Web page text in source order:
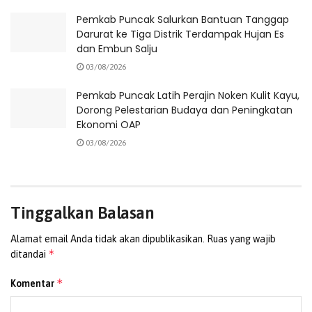
Sementara itu, Ketua STABN Sriwijaya Tangerang Banten,
Edi Ramawijaya Putra menjelaskan bahwa eco enzyme
merupakan cairan hasil fermentasi limbah organik seperti
kulit buah yang memiliki manfaat untuk membantu
menjaga kualitas lingkungan dan ekosistem.
Menurutnya, gerakan tersebut juga menjadi bentuk
implementasi ajaran agama dalam menjaga dan merawat
kesadaran masyarakat terhadap pelestarian lingkungan.
“Tujuan kegiatan ini adalah memanfaatkan apa yang
lingkungan dan tidak mencemari alam,” ujarnya.
Pemkab Puncak Salurkan Bantuan Tanggap
Darurat ke Tiga Distrik Terdampak Hujan Es
dan Embun Salju
03/08/2026
Pemkab Puncak Latih Perajin Noken Kulit Kayu,
Dorong Pelestarian Budaya dan Peningkatan
Ekonomi OAP
03/08/2026
Tinggalkan Balasan
Alamat email Anda tidak akan dipublikasikan.
Ruas yang wajib
ditandai *
Komentar *